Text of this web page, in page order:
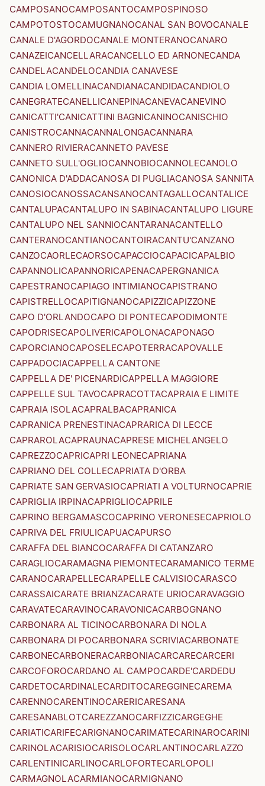
CAMPOSANOCAMPOSANTOCAMPOSPINOSO
CAMPOTOSTOCAMUGNANOCANAL SAN BOVOCANALE
CANALE D'AGORDOCANALE MONTERANOCANARO
CANAZEICANCELLARACANCELLO ED ARNONECANDA
CANDELACANDELOCANDIA CANAVESE
CANDIA LOMELLINACANDIANACANDIDACANDIOLO
CANEGRATECANELLICANEPINACANEVACANEVINO
CANICATTI'CANICATTINI BAGNICANINOCANISCHIO
CANISTROCANNACANNALONGACANNARA
CANNERO RIVIERACANNETO PAVESE
CANNETO SULL'OGLIOCANNOBIOCANNOLECANOLO
CANONICA D'ADDACANOSA DI PUGLIACANOSA SANNITA
CANOSIOCANOSSACANSANOCANTAGALLOCANTALICE
CANTALUPACANTALUPO IN SABINACANTALUPO LIGURE
CANTALUPO NEL SANNIOCANTARANACANTELLO
CANTERANOCANTIANOCANTOIRACANTU'CANZANO
CANZOCAORLECAORSOCAPACCIOCAPACICAPALBIO
CAPANNOLICAPANNORICAPENACAPERGNANICA
CAPESTRANOCAPIAGO INTIMIANOCAPISTRANO
CAPISTRELLOCAPITIGNANOCAPIZZICAPIZZONE
CAPO D'ORLANDOCAPO DI PONTECAPODIMONTE
CAPODRISECAPOLIVERICAPOLONACAPONAGO
CAPORCIANOCAPOSELECAPOTERRACAPOVALLE
CAPPADOCIACAPPELLA CANTONE
CAPPELLA DE' PICENARDICAPPELLA MAGGIORE
CAPPELLE SUL TAVOCAPRACOTTACAPRAIA E LIMITE
CAPRAIA ISOLACAPRALBACAPRANICA
CAPRANICA PRENESTINACAPRARICA DI LECCE
CAPRAROLACAPRAUNACAPRESE MICHELANGELO
CAPREZZOCAPRICAPRI LEONECAPRIANA
CAPRIANO DEL COLLECAPRIATA D'ORBA
CAPRIATE SAN GERVASIOCAPRIATI A VOLTURNOCAPRIE
CAPRIGLIA IRPINACAPRIGLIOCAPRILE
CAPRINO BERGAMASCOCAPRINO VERONESECAPRIOLO
CAPRIVA DEL FRIULICAPUACAPURSO
CARAFFA DEL BIANCOCARAFFA DI CATANZARO
CARAGLIOCARAMAGNA PIEMONTECARAMANICO TERME
CARANOCARAPELLECARAPELLE CALVISIOCARASCO
CARASSAICARATE BRIANZACARATE URIOCARAVAGGIO
CARAVATECARAVINOCARAVONICACARBOGNANO
CARBONARA AL TICINOCARBONARA DI NOLA
CARBONARA DI POCARBONARA SCRIVIACARBONATE
CARBONECARBONERACARBONIACARCARECARCERI
CARCOFOROCARDANO AL CAMPOCARDE'CARDEDU
CARDETOCARDINALECARDITOCAREGGINECAREMA
CARENNOCARENTINOCARERICARESANA
CARESANABLOTCAREZZANOCARFIZZICARGEGHE
CARIATICARIFECARIGNANOCARIMATECARINAROCARINI
CARINOLACARISIOCARISOLOCARLANTINOCARLAZZO
CARLENTINICARLINOCARLOFORTECARLOPOLI
CARMAGNOLACARMIANOCARMIGNANO